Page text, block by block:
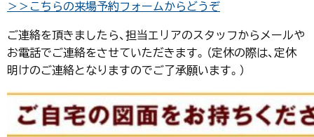
＞＞こちらの来場予約フォームからどうぞ
ご連絡を頂きましたら、担当エリアのスタッフからメールや
お電話でご連絡をさせていただきます。（定休の際は、定休
明けのご連絡となりますのでご了承願います。）